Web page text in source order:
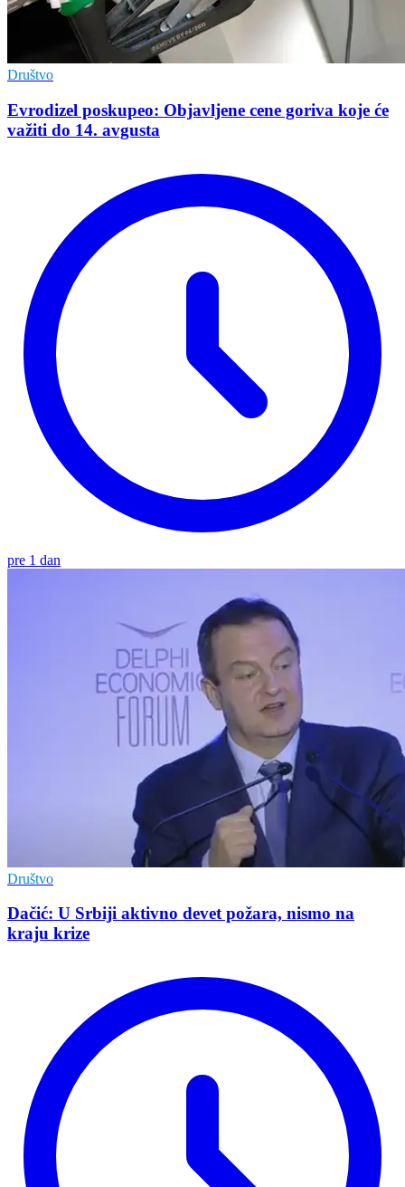
Društvo
Evrodizel poskupeo: Objavljene cene goriva koje će
važiti do 14. avgusta
pre 1 dan
Društvo
Dačić: U Srbiji aktivno devet požara, nismo na
kraju krize